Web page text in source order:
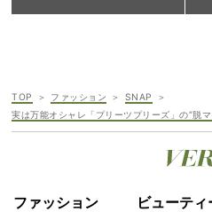
TOP ファッション
SNAP
実は万能オシャレ「プリーツプリーズ」の“脱
ファッション ビューティ